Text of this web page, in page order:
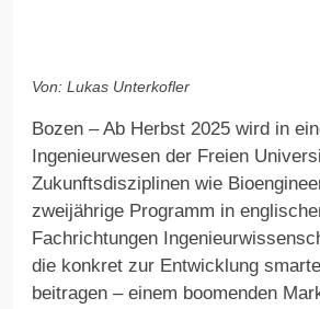
Von: Lukas Unterkofler
Bozen – Ab Herbst 2025 wird in
Ingenieurwesen der Freien
Zukunftsdisziplinen wie
zweijährige Programm in
Fachrichtungen
die konkret zur Entwicklung
beitragen – einem boomenden